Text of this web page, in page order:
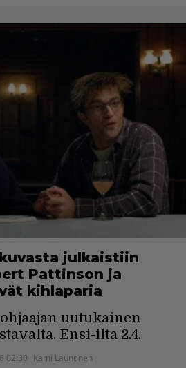
julkaistiin
Pattinson ja
kihlaparia
uutukainen
Ensi-ilta 2.4.
02:30 Kami Launonen